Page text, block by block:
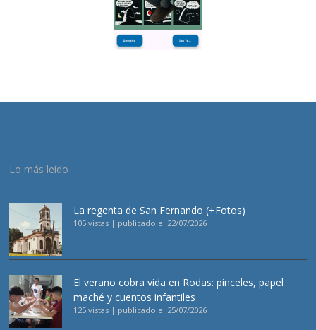
Lo más leído
La regenta de San Fernando (+Fotos)
105 vistas | publicado el 22/07/2026
El verano cobra vida en Rodas: pinceles, papel
maché y cuentos infantiles
125 vistas | publicado el 25/07/2026